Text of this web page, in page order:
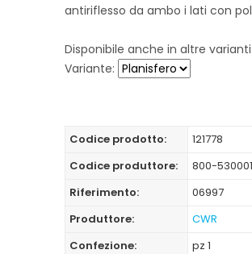
antiriflesso da ambo i lati con
Disponibile anche in altre varianti
Variante:
Codice prodotto:
121778
Codice produttore:
800-530001
Riferimento:
06997
Produttore:
CWR
Confezione:
pz 1